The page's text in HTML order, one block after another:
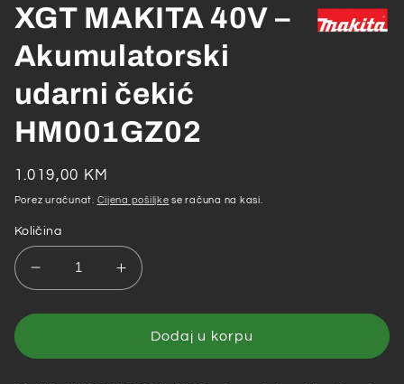
XGT MAKITA 40V –
Akumulatorski
udarni čekić
HM001GZ02
Redovna
cijena
1.019,00 KM
Porez uračunat. Cijena pošiljke se računa na kasi.
Količina
Smanji
količinu
za
MAKITA
Povećaj
količinu
za
XGT
MAKITA
Dodaj u korpu